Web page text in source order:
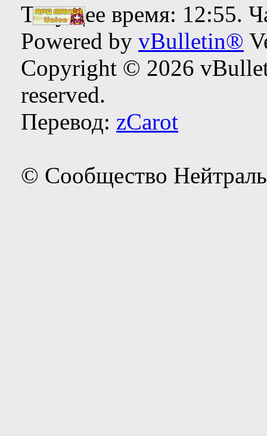
Текущее время: 12:55.
Powered by vBulletin®
Copyright © 2026
reserved.
Перевод: zCarot
© Сообщество